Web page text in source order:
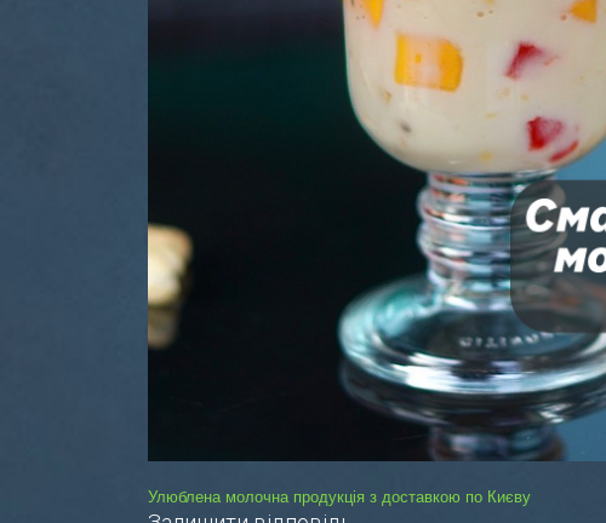
Навігація
Улюблена молочна продукція з доставкою по Києву